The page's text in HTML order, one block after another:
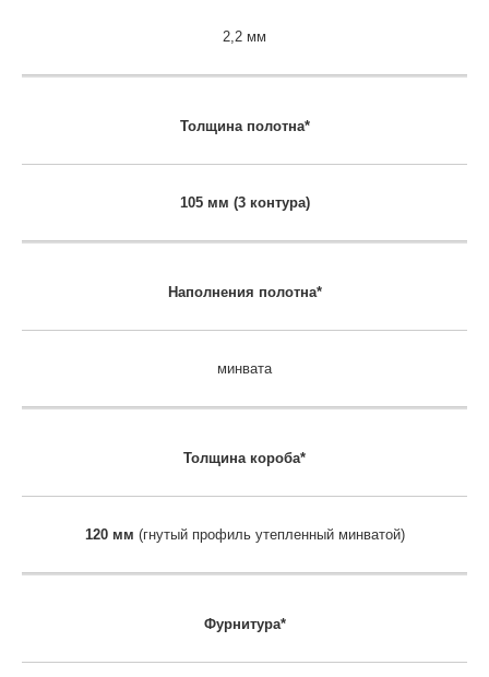
2,2 мм
Толщина полотна*
105 мм (3 контура)
Наполнения полотна*
минвата
Толщина короба*
120 мм (гнутый профиль утепленный минватой)
Фурнитура*